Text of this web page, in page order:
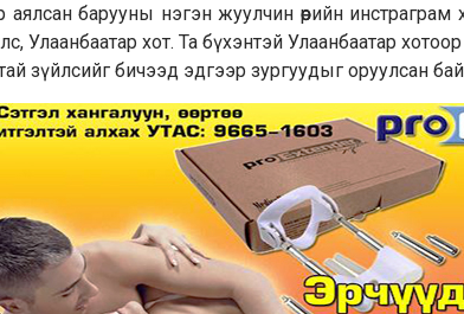
барууны нэгэн жуулчин өөрийн инстраграм
Улаанбаатар хот. Та бүхэнтэй Улаанбаатар
зүйлсийг бичээд эдгээр зургуудыг оруулсан